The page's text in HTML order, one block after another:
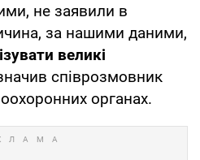
не заявили в
за нашими даними,
великі
співрозмовник
органах.